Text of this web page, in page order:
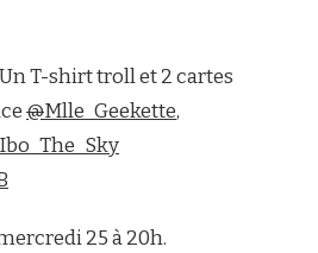
Un T-shirt troll et 2 cartes
@Mlle_Geekette,
Ibo_The_Sky
25 à 20h.